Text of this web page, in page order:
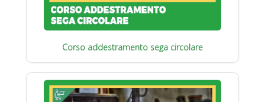
Corso addestramento sega circolare